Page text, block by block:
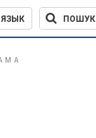
ЯЗЫК ПОШУК